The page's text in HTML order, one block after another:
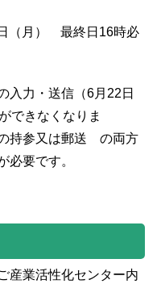
（月） 最終日16時必
力・送信（6月22日
できなくなりま
持参又は郵送 の両方
必要です。
産業活性化センター内